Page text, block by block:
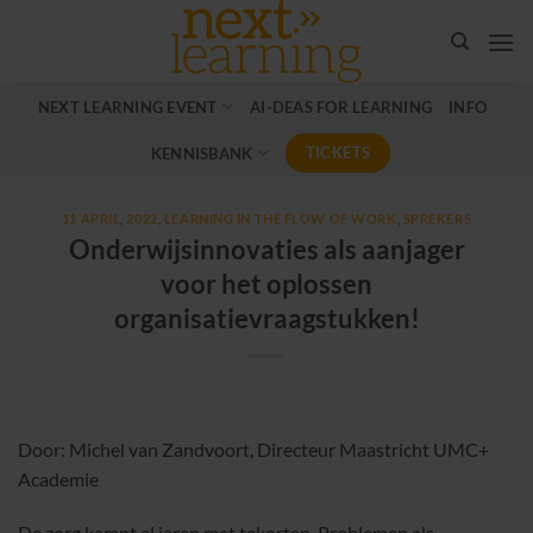
NEXT LEARNING EVENT AI-DEAS FOR LEARNING INFO
KENNISBANK TICKETS
11 APRIL 2022 LEARNING IN THE FLOW OF WORK SPREKERS
Onderwijsinnovaties als aanjager
voor het oplossen
organisatievraagstukken!
Door: Michel van Zandvoort, Directeur Maastricht UMC+
Academie